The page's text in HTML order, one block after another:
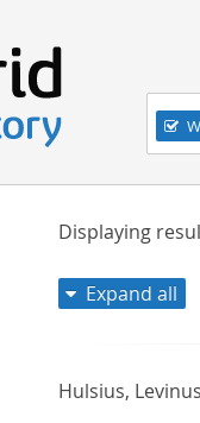
Displaying
Expand all
Hulsius, Levinus